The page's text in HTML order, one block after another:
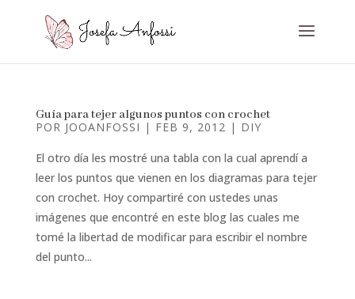
Guía para tejer algunos puntos con crochet
POR JOOANFOSSI | FEB 9, 2012 | DIY
El otro día les mostré una tabla con la cual aprendí a
leer los puntos que vienen en los diagramas para tejer
con crochet. Hoy compartiré con ustedes unas
imágenes que encontré en este blog las cuales me
tomé la libertad de modificar para escribir el nombre
del punto...